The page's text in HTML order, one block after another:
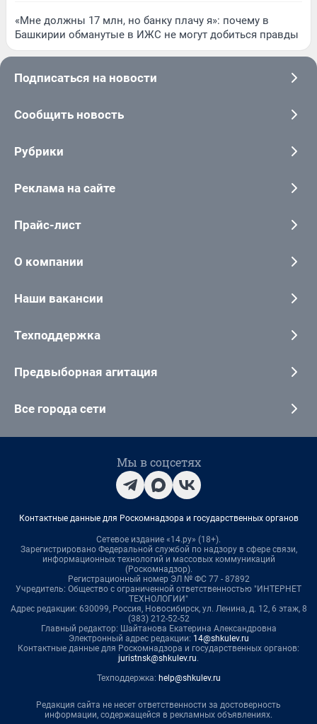
«Мне должны 17 млн, но банку плачу я»: почему в
Башкирии обманутые в ИЖС не могут добиться правды
Подписаться на новости
Сообщить новость
Рубрики
Реклама на сайте
Прайс-лист
О компании
Наши вакансии
Техподдержка
Предвыборная агитация
Все города сети
Мы в соцсетях
Контактные данные для Роскомнадзора и государственных органов
Сетевое издание «14.ру» (18+).
Зарегистрировано Федеральной службой по надзору в сфере связи,
информационных технологий и массовых коммуникаций
(Роскомнадзор).
Регистрационный номер ЭЛ № ФС 77 - 87892
Учредитель: Общество с ограниченной ответственностью "ИНТЕРНЕТ
ТЕХНОЛОГИИ"
Адрес редакции: 630099, Россия, Новосибирск, ул. Ленина, д. 12, 6 этаж, 8
(383) 212-52-52
Главный редактор: Шайтанова Екатерина Александровна
Электронный адрес редакции: 14@shkulev.ru
Контактные данные для Роскомнадзора и государственных органов:
juristnsk@shkulev.ru.
Техподдержка: help@shkulev.ru
Редакция сайта не несет ответственности за достоверность
информации, содержащейся в рекламных объявлениях.